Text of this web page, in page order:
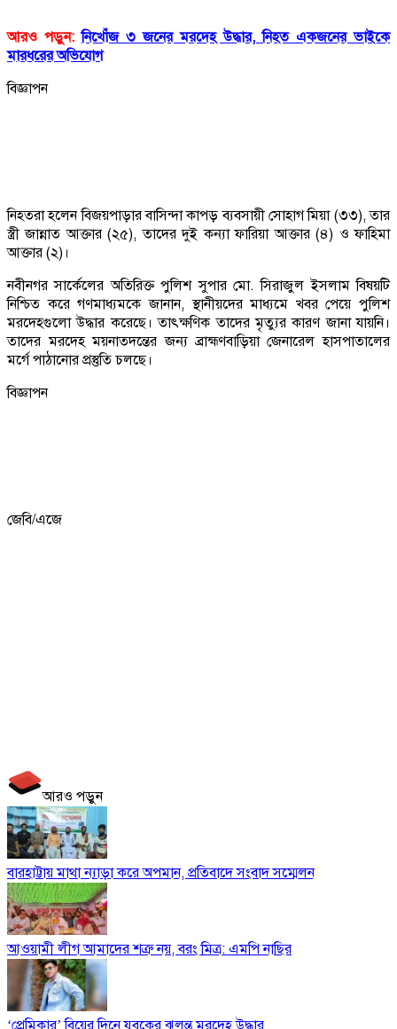
আরও পড়ুন: নিখোঁজ ৩ জনের মরদেহ উদ্ধার, নিহত একজনের ভাইকে
মারধরের অভিযোগ
বিজ্ঞাপন
নিহতরা হলেন বিজয়পাড়ার বাসিন্দা কাপড় ব্যবসায়ী সোহাগ মিয়া (৩৩), তার
স্ত্রী জান্নাত আক্তার (২৫), তাদের দুই কন্যা ফারিয়া আক্তার (৪) ও ফাহিমা
আক্তার (২)।
নবীনগর সার্কেলের অতিরিক্ত পুলিশ সুপার মো. সিরাজুল ইসলাম বিষয়টি
নিশ্চিত করে গণমাধ্যমকে জানান, স্থানীয়দের মাধ্যমে খবর পেয়ে পুলিশ
মরদেহগুলো উদ্ধার করেছে। তাৎক্ষণিক তাদের মৃত্যুর কারণ জানা যায়নি।
তাদের মরদেহ ময়নাতদন্তের জন্য ব্রাহ্মণবাড়িয়া জেনারেল হাসপাতালের
মর্গে পাঠানোর প্রস্তুতি চলছে।
বিজ্ঞাপন
জেবি/এজে
আরও পড়ুন
বারহাট্টায় মাথা ন্যাড়া করে অপমান, প্রতিবাদে সংবাদ সম্মেলন
আওয়ামী লীগ আমাদের শত্রু নয়, বরং মিত্র: এমপি নাছির
‘প্রেমিকার’ বিয়ের দিনে যুবকের ঝুলন্ত মরদেহ উদ্ধার